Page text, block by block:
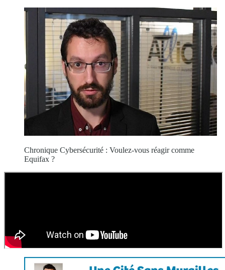
Chronique Cybersécurité : Voulez-vous réagir comme
Equifax ?